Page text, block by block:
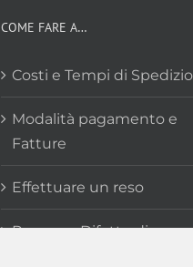
COME FARE A…
Costi e Tempi di
Modalità pagamento e
Fatture
Effettuare un reso
Reso per Difetto di